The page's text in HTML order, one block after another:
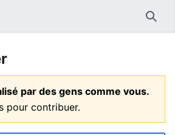
par des gens comme vous.
pour contribuer.